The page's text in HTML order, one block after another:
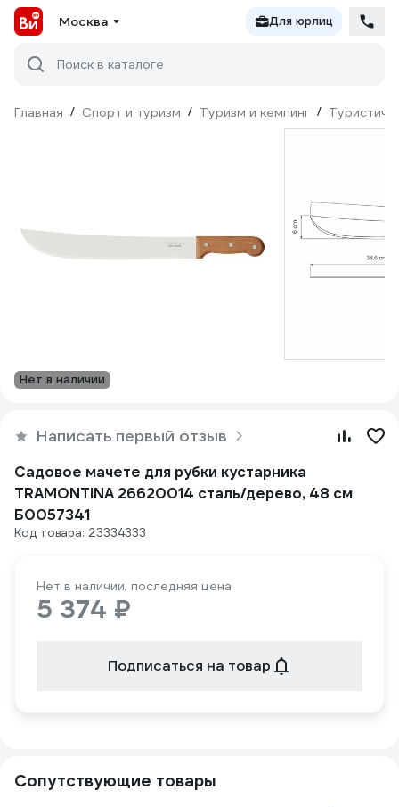
Москва Для юрлиц
Поиск в каталоге
Главная / Спорт и туризм / Туризм и кемпинг /
Нет в наличии
Написать первый отзыв
Садовое мачете для рубки кустарника
TRAMONTINA 26620014 сталь/дерево, 48 см
Б0057341
Код товара: 23334333
Нет в наличии, последняя цена
5 374 ₽
Подписаться на товар
Сопутствующие товары